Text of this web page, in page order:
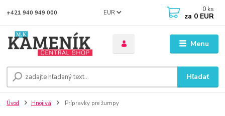
Menu
EUR
Hľadať
+421 940 949 000 0 ks
za 0 EUR
Úvod Hnojivá Prípravky pre žumpy